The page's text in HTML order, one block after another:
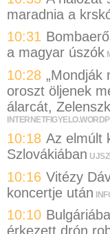
maradnia a
10:31
a magyar úszók
10:28 „Mondják
oroszt öljenek
álarcát,
10:18 Az elmúlt
Szlovákiában
10:16 Vitézy
koncertje után
10:10
érkezett drón